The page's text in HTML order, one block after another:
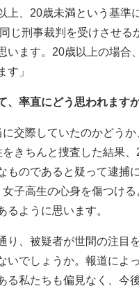
上、20歳未満という基準
じ刑事裁判を受けさせ
います。20歳以上の場合
す」
率直にどう思われますか
交際していたのかどう
きちんと捜査した結果
ものであると疑って逮捕
子高生の心身を傷つけ
るように思います。
り、被疑者が世間の注目
いでしょうか。報道によ
る私たちも偏見なく、今